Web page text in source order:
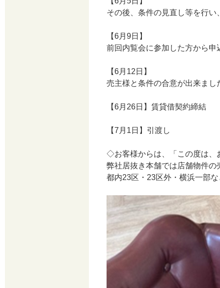
その後、条件の見直し等を行
【6月9日】
前回内覧会に参加した方から申
【6月12日】
売主様と条件の合意が出来ま
【6月26日】賃貸借契約締結
【7月1日】引渡し
◇お客様からは、「この度は、
弊社居抜き本舗では店舗物件
都内23区・23区外・横浜一部